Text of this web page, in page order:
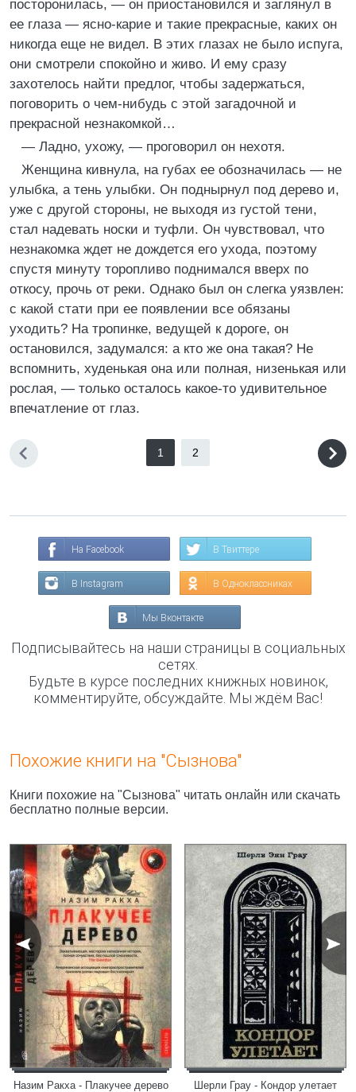
посторонилась, — он приостановился и заглянул в
ее глаза — ясно-карие и такие прекрасные, каких он
никогда еще не видел. В этих глазах не было испуга,
они смотрели спокойно и живо. И ему сразу
захотелось найти предлог, чтобы задержаться,
поговорить о чем-нибудь с этой загадочной и
прекрасной незнакомкой…
— Ладно, ухожу, — проговорил он нехотя.
Женщина кивнула, на губах ее обозначилась — не
улыбка, а тень улыбки. Он поднырнул под дерево и,
уже с другой стороны, не выходя из густой тени,
стал надевать носки и туфли. Он чувствовал, что
незнакомка ждет не дождется его ухода, поэтому
спустя минуту торопливо поднимался вверх по
откосу, прочь от реки. Однако был он слегка уязвлен:
с какой стати при ее появлении все обязаны
уходить? На тропинке, ведущей к дороге, он
остановился, задумался: а кто же она такая? Не
вспомнить, худенькая она или полная, низенькая или
рослая, — только осталось какое-то удивительное
впечатление от глаз.
1 2
На Facebook В Твиттере
В Instagram В Одноклассниках
Мы Вконтакте
Подписывайтесь на наши страницы в социальных
сетях.
Будьте в курсе последних книжных новинок,
комментируйте, обсуждайте. Мы ждём Вас!
Похожие книги на "Сызнова"
Книги похожие на "Сызнова" читать онлайн или скачать
бесплатно полные версии.
Назим Ракха - Плакучее дерево Шерли Грау - Кондор улетает